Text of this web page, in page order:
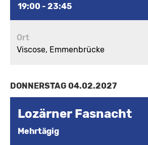
19:00 - 23:45
Ort
Viscose, Emmenbrücke
DONNERSTAG 04.02.2027
Lozärner Fasnacht
Mehrtägig